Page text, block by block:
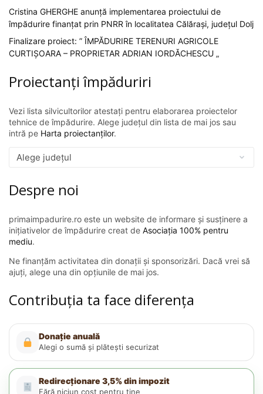
Cristina GHERGHE anunță implementarea proiectului de
împădurire finanțat prin PNRR în localitatea Călărași, județul Dolj
Finalizare proiect: ” ÎMPĂDURIRE TERENURI AGRICOLE
CURTIȘOARA – PROPRIETAR ADRIAN IORDĂCHESCU „
Proiectanți împăduriri
Vezi lista silvicultorilor atestați pentru elaborarea proiectelor
tehnice de împădurire. Alege județul din lista de mai jos sau
intră pe Harta proiectanților.
Despre noi
primaimpadurire.ro este un website de informare și susținere a
inițiativelor de împădurire creat de Asociația 100% pentru
mediu.
Ne finanțăm activitatea din donații și sponsorizări. Dacă vrei să
ajuți, alege una din opțiunile de mai jos.
Contribuția ta face diferența
Donație anuală
Alegi o sumă și plătești securizat
Redirecționare 3,5% din impozit
Fără niciun cost pentru tine